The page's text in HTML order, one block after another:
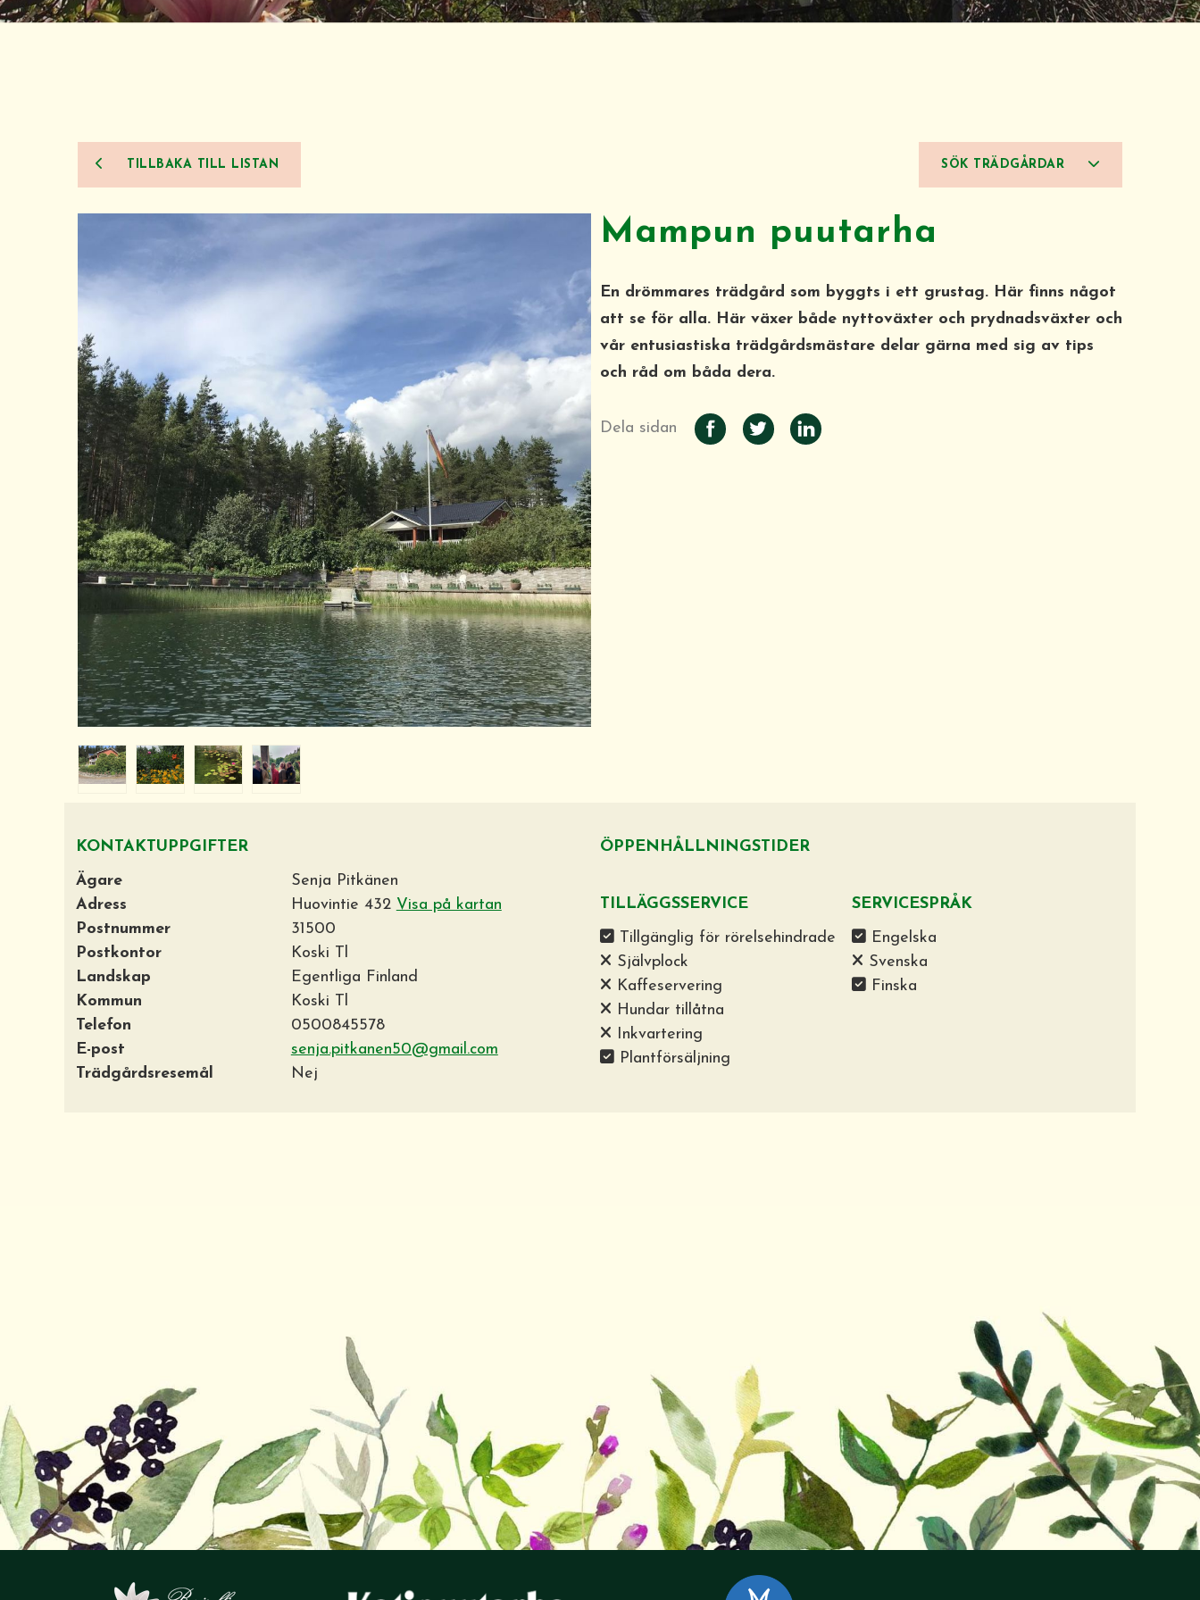
TILLBAKA TILL LISTAN SÖK TRÄDGÅRDAR
Mampun puutarha
En drömmares trädgård som byggts i ett grustag. Här finns något
att se för alla. Här växer både nyttoväxter och prydnadsväxter och
vår entusiastiska trädgårdsmästare delar gärna med sig av tips
och råd om båda dera.
Dela sidan
KONTAKTUPPGIFTER
Ägare
Senja Pitkänen
Adress
Huovintie 432 Visa på kartan
Postnummer
31500
Postkontor
Koski Tl
Landskap
Egentliga Finland
Kommun
Koski Tl
Telefon
0500845578
E-post
senja.pitkanen50@gmail.com
Trädgårdsresemål
Nej
ÖPPENHÅLLNINGSTIDER
TILLÄGGSSERVICE
Tillgänglig för rörelsehindrade
Självplock
Kaffeservering
Hundar tillåtna
Inkvartering
Plantförsäljning
SERVICESPRÅK
Engelska
Svenska
Finska